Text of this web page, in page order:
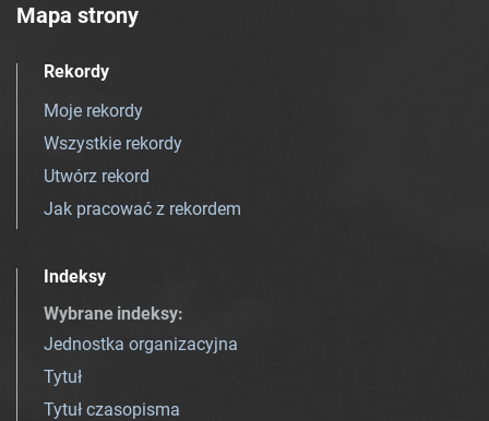
Mapa strony
Rekordy
Moje rekordy
Wszystkie rekordy
Utwórz rekord
Jak pracować z rekordem
Indeksy
Wybrane indeksy:
Jednostka organizacyjna
Tytuł
Tytuł czasopisma